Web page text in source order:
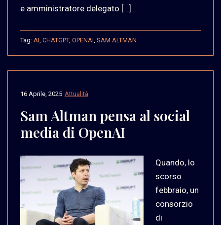
e amministratore delegato […]
Tag: AI CHATGPT, OPENAI SAM ALTMAN
Attualità
16 Aprile, 2025
Sam Altman pensa al social
media di OpenAI
Quando, lo
scorso
febbraio, un
consorzio
di